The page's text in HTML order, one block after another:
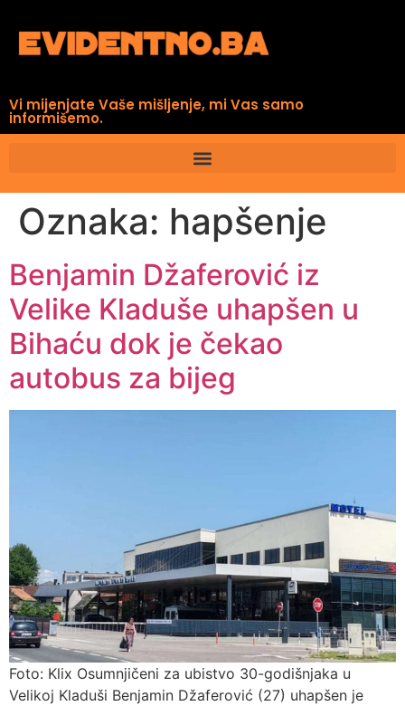
Vi mijenjate Vaše mišljenje, mi Vas samo
informišemo.
Oznaka: hapšenje
Benjamin Džaferović iz
Velike Kladuše uhapšen u
Bihaću dok je čekao
autobus za bijeg
Foto: Klix Osumnjičeni za ubistvo 30-godišnjaka u
Velikoj Kladuši Benjamin Džaferović (27) uhapšen je